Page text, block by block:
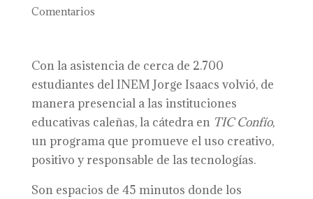
Comentarios
Con la asistencia de cerca de 2.700
estudiantes del INEM Jorge Isaacs volvió, de
manera presencial a las instituciones
educativas caleñas, la cátedra en TIC Confío,
un programa que promueve el uso creativo,
positivo y responsable de las tecnologías.
Son espacios de 45 minutos donde los